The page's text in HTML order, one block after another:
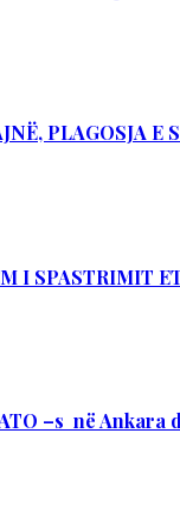
PLAGOSJA E
I SPASTRIMIT
–s në Ankara